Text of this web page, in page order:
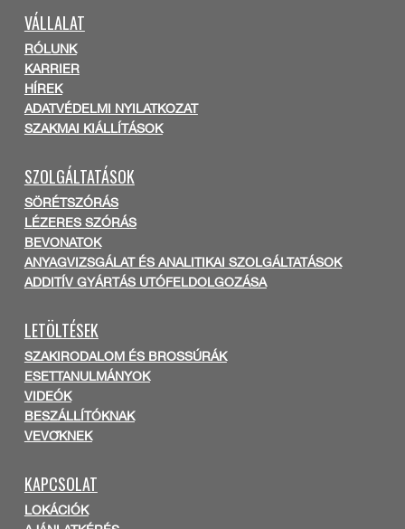
VÁLLALAT
RÓLUNK
KARRIER
HÍREK
ADATVÉDELMI NYILATKOZAT
SZAKMAI KIÁLLÍTÁSOK
SZOLGÁLTATÁSOK
SÖRÉTSZÓRÁS
LÉZERES SZÓRÁS
BEVONATOK
ANYAGVIZSGÁLAT ÉS ANALITIKAI SZOLGÁLTATÁSOK
ADDITÍV GYÁRTÁS UTÓFELDOLGOZÁSA
LETÖLTÉSEK
SZAKIRODALOM ÉS BROSSÚRÁK
ESETTANULMÁNYOK
VIDEÓK
BESZÁLLÍTÓKNAK
VEVŐKNEK
KAPCSOLAT
LOKÁCIÓK